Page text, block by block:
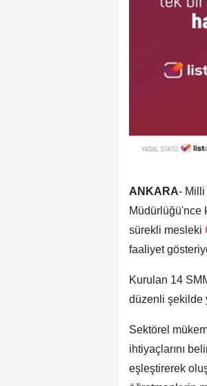
ANKARA- Milli
Müdürlüğü'nce
sürekli mesleki
faaliyet
Kurulan 14
düzenli şekilde
Sektörel
ihtiyaçlarını
eşleştirerek